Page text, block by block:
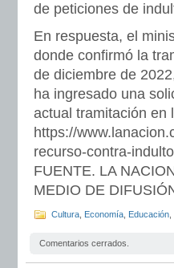
de peticiones de
En respuesta, el
donde confirmó la
de diciembre de
ha ingresado una
actual tramitación en
https://
recurso-contra-
FUENTE. LA
MEDIO DE
Cultura Economía Educación
Comentarios cerrados.